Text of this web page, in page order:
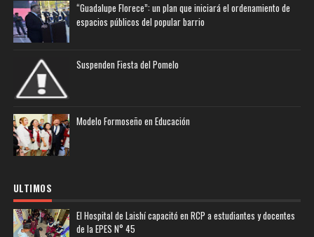
“Guadalupe Florece”: un plan que iniciará el ordenamiento de
espacios públicos del popular barrio
Suspenden Fiesta del Pomelo
Modelo Formoseño en Educación
ULTIMOS
El Hospital de Laishí capacitó en RCP a estudiantes y docentes
de la EPES N° 45